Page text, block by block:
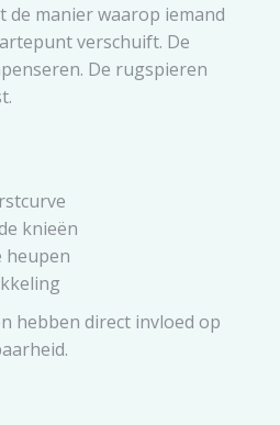
de manier waarop iemand
verschuift. De
De rugspieren
knieën
heupen
hebben direct invloed op